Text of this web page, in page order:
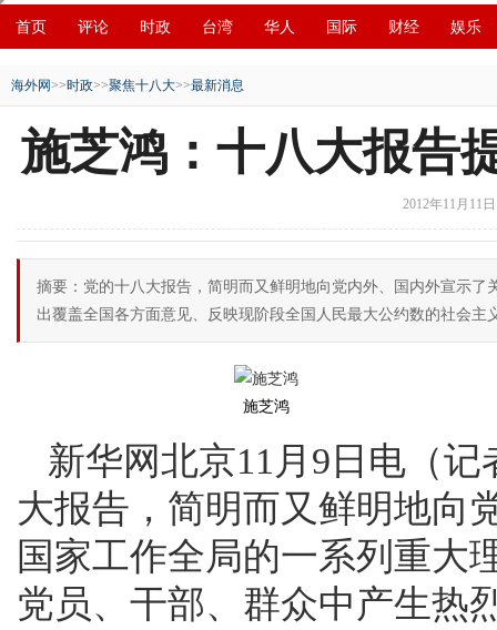
首页 评论 时政 台湾 华人 国际 财经 娱乐
海外网>>时政>>聚焦十八大>>最新消息
施芝鸿：十八大报告
2012年11月11
摘要：党的十八大报告，简明而又鲜明地向党内外、国内外宣示
出覆盖全国各方面意见、反映现阶段全国人民最大公约数的社会
施芝鸿
新华网北京11月9日电（
大报告，简明而又鲜明地向
国家工作全局的一系列重大
党员、干部、群众中产生热